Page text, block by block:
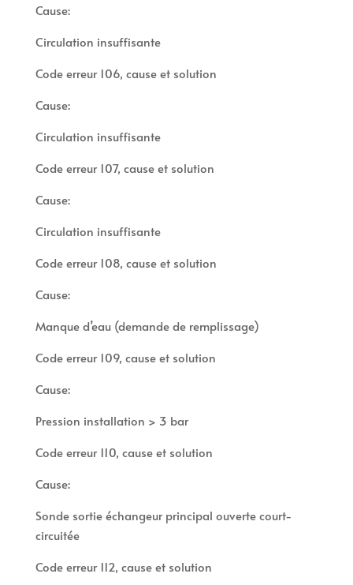
Cause:
Circulation insuffisante
Code erreur 106, cause et solution
Cause:
Circulation insuffisante
Code erreur 107, cause et solution
Cause:
Circulation insuffisante
Code erreur 108, cause et solution
Cause:
Manque d’eau (demande de remplissage)
Code erreur 109, cause et solution
Cause:
Pression installation > 3 bar
Code erreur 110, cause et solution
Cause:
Sonde sortie échangeur principal ouverte court-
circuitée
Code erreur 112, cause et solution